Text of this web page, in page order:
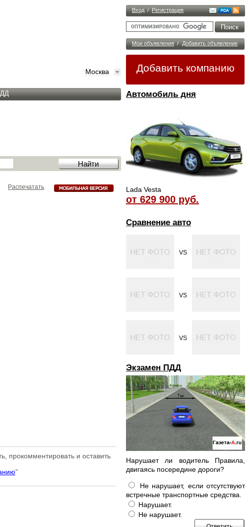
Вход / Регистрация
Мои объявления / Добавить объявление
Добавить компанию
Автомобиль дня
Lada Vesta
от 629 900 руб.
Сравнение авто
VS
VS
VS
Экзамен ПДД
Нарушает ли водитель Правила,
двигаясь посередине дороги?
Не нарушает, если отсутствуют
встречные транспортные средства.
Нарушает.
Не нарушает.
Москва
Распечатать
прокомментировать и оставить
"